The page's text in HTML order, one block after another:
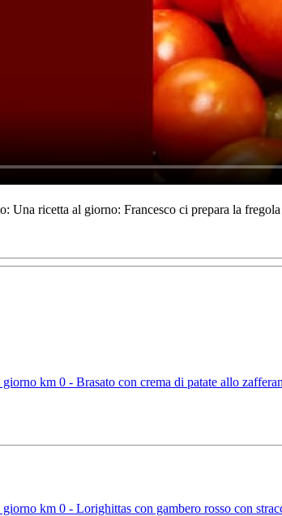
Una ricetta al giorno: Francesco ci prepara la
km 0 - Brasato con crema di patate allo
km 0 - Lorighittas con gambero rosso con